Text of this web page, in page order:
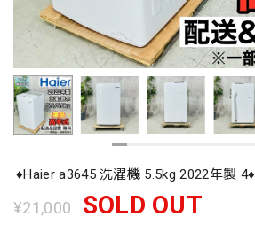
♦️Haier a3645 洗濯機 5.5kg 2022年製 4♦️
¥21,000 SOLD OUT